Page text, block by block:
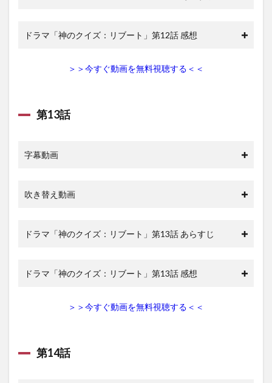
ドラマ「神のクイズ：リブート」第12話 感想
＞＞今すぐ動画を無料視聴する＜＜
第13話
字幕動画
吹き替え動画
ドラマ「神のクイズ：リブート」第13話 あらすじ
ドラマ「神のクイズ：リブート」第13話 感想
＞＞今すぐ動画を無料視聴する＜＜
第14話